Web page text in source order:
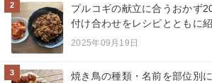
2
プルコギの献立に合うおかず
付け合わせをレシピとともに紹
2025年09月19日
3
焼き鳥の種類・名前を部位別